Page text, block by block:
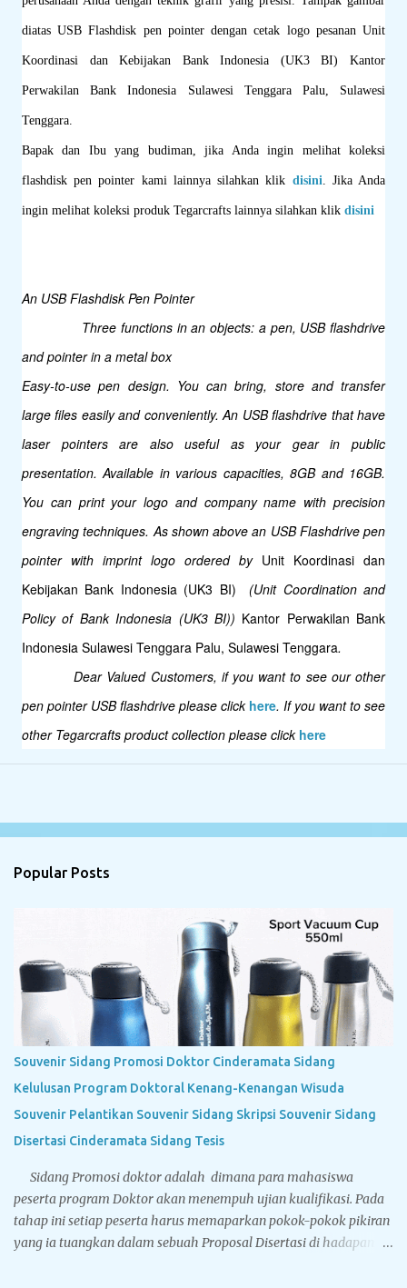
diatas USB Flashdisk pen pointer dengan cetak logo pesanan Unit
Koordinasi dan Kebijakan Bank Indonesia (UK3 BI) Kantor
Perwakilan Bank Indonesia Sulawesi Tenggara Palu, Sulawesi
Tenggara.
Bapak dan Ibu yang budiman, jika Anda ingin melihat koleksi
flashdisk pen pointer kami lainnya silahkan klik disini. Jika Anda
ingin melihat koleksi produk Tegarcrafts lainnya silahkan klik disini
An USB Flashdisk Pen Pointer
Three functions in an objects: a pen, USB flashdrive
and pointer in a metal box
Easy-to-use pen design. You can bring, store and transfer
large files easily and conveniently. An USB flashdrive that have
laser pointers are also useful as your gear in public
presentation. Available in various capacities, 8GB and 16GB.
You can print your logo and company name with precision
engraving techniques. As shown above an USB Flashdrive pen
pointer with imprint logo ordered by Unit Koordinasi dan
Kebijakan Bank Indonesia (UK3 BI)
(Unit Coordination and
Policy of Bank Indonesia (UK3 BI)) Kantor Perwakilan Bank
Indonesia Sulawesi Tenggara Palu, Sulawesi Tenggara.
Dear Valued Customers, if you want to see our other
pen pointer USB flashdrive please click here. If you want to see
other Tegarcrafts product collection please click here
Popular Posts
Souvenir Sidang Promosi Doktor Cinderamata Sidang
Kelulusan Program Doktoral Kenang-Kenangan Wisuda
Souvenir Pelantikan Souvenir Sidang Skripsi Souvenir Sidang
Disertasi Cinderamata Sidang Tesis
Sidang Promosi doktor adalah dimana para mahasiswa
peserta program Doktor akan menempuh ujian kualifikasi. Pada
tahap ini setiap peserta harus memaparkan pokok-pokok pikiran
yang ia tuangkan dalam sebuah Proposal Disertasi di hadapan